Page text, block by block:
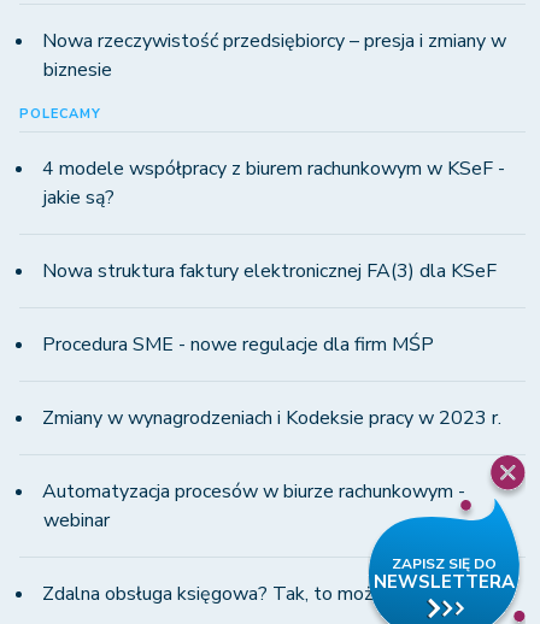
Nowa rzeczywistość przedsiębiorcy – presja i zmiany w
biznesie
POLECAMY
4 modele współpracy z biurem rachunkowym w KSeF -
jakie są?
Nowa struktura faktury elektronicznej FA(3) dla KSeF
Procedura SME - nowe regulacje dla firm MŚP
Zmiany w wynagrodzeniach i Kodeksie pracy w 2023 r.
Automatyzacja procesów w biurze rachunkowym -
webinar
Zdalna obsługa księgowa? Tak, to możliwe!